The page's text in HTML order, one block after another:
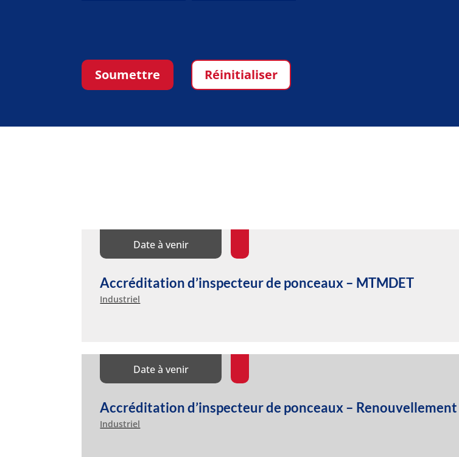
Soumettre Réinitialiser
Date à venir
Accréditation d’inspecteur de ponceaux – MTMDET
Industriel
Date à venir
Accréditation d’inspecteur de ponceaux – Renouvellement
Industriel